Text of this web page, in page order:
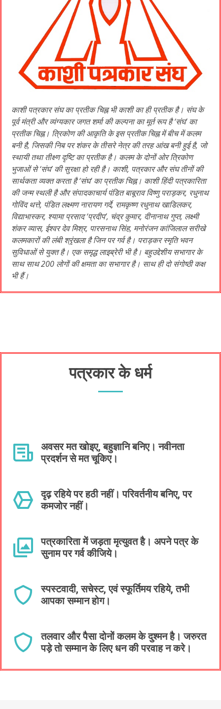
काशी पत्रकार संघ का प्रतीक चिह्न भी काशी का ही प्रतीक है। संघ के
पूर्व मंत्री और व्यंग्यकार जगत शर्मा की कल्पना का मूर्त रूप है ‘संघ’ का
प्रतीक चिह्न। त्रिकोण की आकृति के इस प्रतीक चिह्न में बीच में कलम
बनी है, जिसकी निब पर शंकर के तीसरे नेत्र की तरह आंख बनी हुई है, जो
स्थायी तथा तीक्ष्ण दृष्टि का प्रतीक है। कलम के दोनों ओर त्रिकोण
भुजाओं से ‘संघ’ की सुरक्षा हो रही है। काशी, पत्रकार और संघ तीनों की
सार्थकता व्यक्त करता है ‘संघ’ का प्रतीक चिह्न। काशी हिंदी पत्रकारिता
की जन्म स्थली है और संपादकाचार्य पंडित बाबूराव विष्णु पराड़कर, रधुनाथ
गोविंद थत्ते, पंडित लक्ष्मण नारायण गर्दे, रामकृष्ण रधुनाथ खाडिलकर,
विद्याभास्कर, श्यामा प्रसाद ‘प्रदीप’, चंद्र कुमार, दीनानाथ गुप्त, लक्ष्मी
शंकर व्यास, ईश्वर देव मिश्र, पारसनाथ सिंह, मनोरंजन कांजिलाल सरीखे
कलमकारों की लंबी श्रृंखला है जिन पर गर्व है। पराड़कर स्मृति भवन
सुविधाओं से युक्त है। एक समृद्ध लाइब्रेरी भी है। बहुउद्देशीय सभागार के
साथ साथ 200 लोगों की क्षमता का सभागार है। साथ ही दो संगोष्ठी कक्ष
भी हैं।
पत्रकार के धर्म
अवसर मत खोइए, बहुज्ञानि बनिए। नवीनता
प्रदर्शन से मत चूकिए।
दृढ़ रहिये पर हठी नहीं। परिवर्तनीय बनिए, पर
कमजोर नहीं।
पत्रकारिता में जड़ता मृत्युवत है। अपने पत्र के
सुनाम पर गर्व कीजिये।
स्पस्टवादी, सचेस्ट, एवं स्फूर्तिमय रहिये, तभी
आपका सम्मान होग।
तलवार और पैसा दोनों कलम के दुश्मन है। जरुरत
पड़े तो सम्मान के लिए धन की परवाह न करे।